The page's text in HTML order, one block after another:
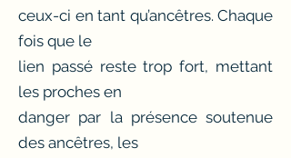
ceux-ci en tant qu’ancêtres. Chaque
fois que le
lien passé reste trop fort, mettant
les proches en
danger par la présence soutenue
des ancêtres, les